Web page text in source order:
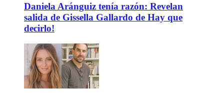
Daniela Aránguiz tenía razón: Revelan
salida de Gissella Gallardo de Hay que
decirlo!